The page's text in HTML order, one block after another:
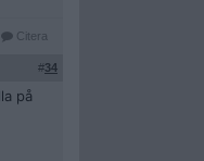
Citera
#34
på